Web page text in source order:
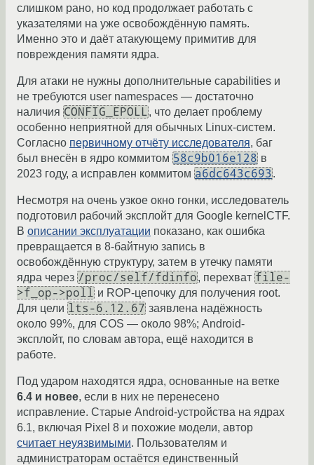
слишком рано, но код продолжает работать с
указателями на уже освобождённую память.
Именно это и даёт атакующему примитив для
повреждения памяти ядра.
Для атаки не нужны дополнительные capabilities и
не требуются user namespaces — достаточно
наличия CONFIG_EPOLL, что делает проблему
особенно неприятной для обычных Linux-систем.
Согласно первичному отчёту исследователя, баг
был внесён в ядро коммитом 58c9b016e128 в
2023 году, а исправлен коммитом a6dc643c693.
Несмотря на очень узкое окно гонки, исследователь
подготовил рабочий эксплойт для Google kernelCTF.
В описании эксплуатации показано, как ошибка
превращается в 8-байтную запись в
освобождённую структуру, затем в утечку памяти
ядра через /proc/self/fdinfo, перехват file-
>f_op->poll и ROP-цепочку для получения root.
Для цели lts-6.12.67 заявлена надёжность
около 99%, для COS — около 98%; Android-
эксплойт, по словам автора, ещё находится в
работе.
Под ударом находятся ядра, основанные на ветке
6.4 и новее, если в них не перенесено
исправление. Старые Android-устройства на ядрах
6.1, включая Pixel 8 и похожие модели, автор
считает неуязвимыми. Пользователям и
администраторам остаётся единственный